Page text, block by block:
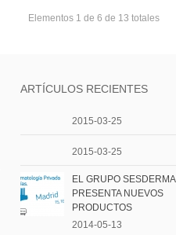
Elementos 1 de 6 de 13 totales
ARTÍCULOS RECIENTES
2015-03-25
2015-03-25
EL GRUPO SESDERMA
PRESENTA NUEVOS
PRODUCTOS
2014-05-13